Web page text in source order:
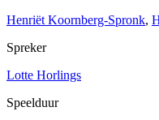
Henriët Koornberg-Spronk,
Spreker
Lotte Horlings
Speelduur